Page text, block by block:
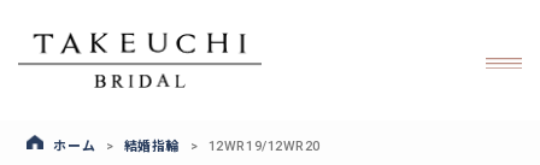
ホーム > 結婚指輪 > 12WR19/12WR20